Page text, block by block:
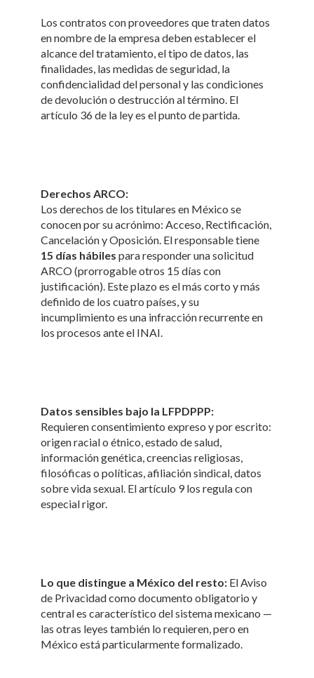
Los contratos con proveedores que traten datos
en nombre de la empresa deben establecer el
alcance del tratamiento, el tipo de datos, las
finalidades, las medidas de seguridad, la
confidencialidad del personal y las condiciones
de devolución o destrucción al término. El
artículo 36 de la ley es el punto de partida.
Derechos ARCO:
Los derechos de los titulares en México se
conocen por su acrónimo: Acceso, Rectificación,
Cancelación y Oposición. El responsable tiene
15 días hábiles para responder una solicitud
ARCO (prorrogable otros 15 días con
justificación). Este plazo es el más corto y más
definido de los cuatro países, y su
incumplimiento es una infracción recurrente en
los procesos ante el INAI.
Datos sensibles bajo la LFPDPPP:
Requieren consentimiento expreso y por escrito:
origen racial o étnico, estado de salud,
información genética, creencias religiosas,
filosóficas o políticas, afiliación sindical, datos
sobre vida sexual. El artículo 9 los regula con
especial rigor.
Lo que distingue a México del resto: El Aviso
de Privacidad como documento obligatorio y
central es característico del sistema mexicano —
las otras leyes también lo requieren, pero en
México está particularmente formalizado.